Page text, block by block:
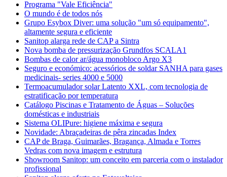
Programa "Vale Eficiência"
O mundo é de todos nós
Grupo Esybox Diver: uma solução "um só equipamento",
altamente segura e eficiente
Sanitop alarga rede de CAP a Sintra
Nova bomba de pressurização Grundfos SCALA1
Bombas de calor ar/água monobloco Argo X3
Seguro e económico: acessórios de soldar SANHA para gases
medicinais- series 4000 e 5000
Termoacumulador solar Latento XXL, com tecnologia de
estratificação por temperatura
Catálogo Piscinas e Tratamento de Águas – Soluções
domésticas e industriais
Sistema OLIPure: higiene máxima e segura
Novidade: Abraçadeiras de pêra zincadas Index
CAP de Braga, Guimarães, Bragança, Almada e Torres
Vedras com nova imagem e estrutura
Showroom Sanitop: um conceito em parceria com o instalador
profissional